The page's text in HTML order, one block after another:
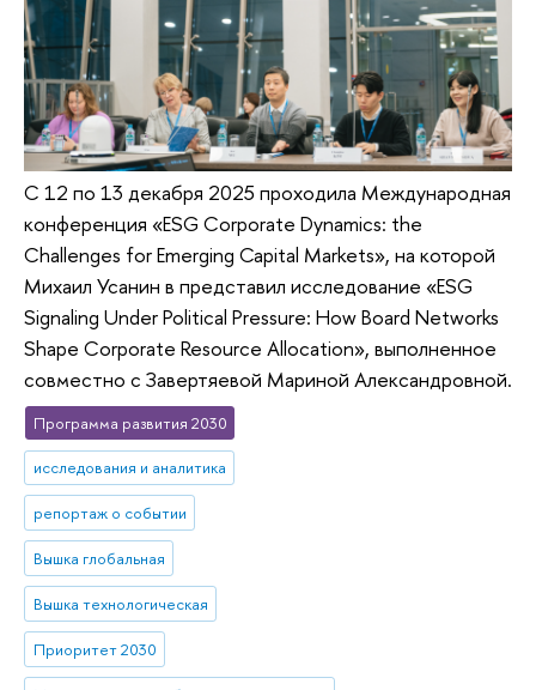
С 12 по 13 декабря 2025 проходила Международная
конференция «ESG Corporate Dynamics: the
Challenges for Emerging Capital Markets», на которой
Михаил Усанин в представил исследование «ESG
Signaling Under Political Pressure: How Board Networks
Shape Corporate Resource Allocation», выполненное
совместно с Завертяевой Мариной Александровной.
Программа развития 2030
исследования и аналитика
репортаж о событии
Вышка глобальная
Вышка технологическая
Приоритет 2030